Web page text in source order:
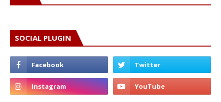
SOCIAL PLUGIN